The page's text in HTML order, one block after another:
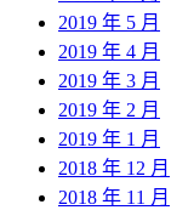
2019 年 5 月
2019 年 4 月
2019 年 3 月
2019 年 2 月
2019 年 1 月
2018 年 12 月
2018 年 11 月